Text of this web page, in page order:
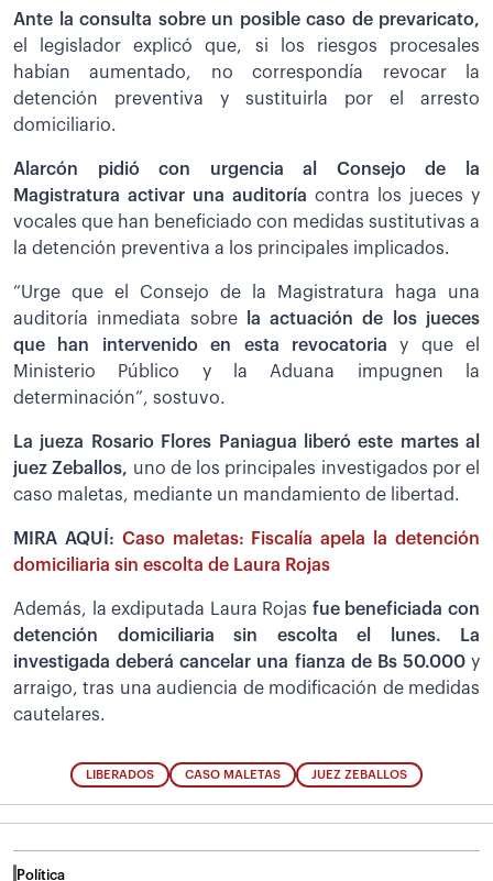
Ante la consulta sobre un posible caso de prevaricato,
el legislador explicó que, si los riesgos procesales
habían aumentado, no correspondía revocar la
detención preventiva y sustituirla por el arresto
domiciliario.
Alarcón pidió con urgencia al Consejo de la
Magistratura activar una auditoría contra los jueces y
vocales que han beneficiado con medidas sustitutivas a
la detención preventiva a los principales implicados.
“Urge que el Consejo de la Magistratura haga una
auditoría inmediata sobre
la actuación de los jueces
que han intervenido en esta revocatoria y que el
Ministerio Público y la Aduana impugnen la
determinación”, sostuvo.
La jueza Rosario Flores Paniagua liberó este martes al
juez Zeballos, uno de los principales investigados por el
caso maletas, mediante un mandamiento de libertad.
MIRA AQUÍ: Caso maletas: Fiscalía apela la detención
domiciliaria sin escolta de Laura Rojas
Además, la exdiputada Laura Rojas fue beneficiada con
detención domiciliaria sin escolta el lunes. La
investigada deberá cancelar una fianza de Bs 50.000 y
arraigo, tras una audiencia de modificación de medidas
cautelares.
LIBERADOS CASO MALETAS JUEZ ZEBALLOS
Política